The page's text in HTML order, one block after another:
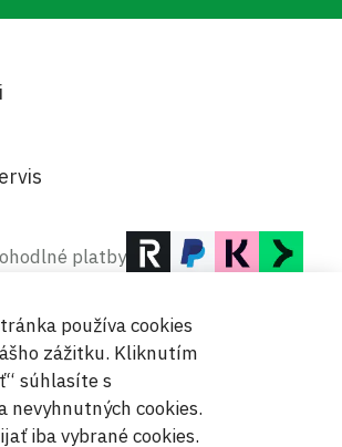
platby
2026 Megamix s.r.o.
používa cookies
zážitku. Kliknutím
súhlasíte s
nevyhnutných cookies.
iba vybrané cookies.